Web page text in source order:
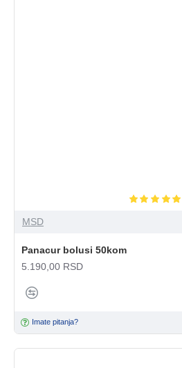
MSD
Panacur bolusi 50kom
5.190,00 RSD
Imate pitanja?